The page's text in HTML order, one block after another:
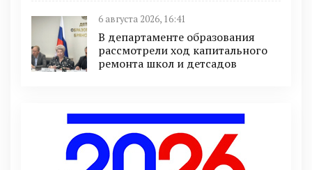
6 августа 2026, 16:41
В департаменте образования
рассмотрели ход капитального
ремонта школ и детсадов